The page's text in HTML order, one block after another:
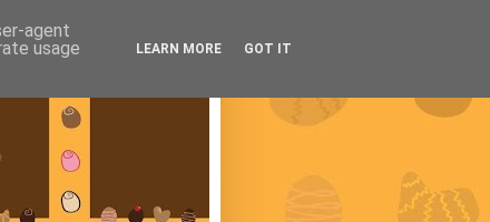
agent
usage
LEARN MORE GOT IT